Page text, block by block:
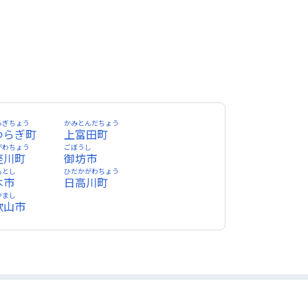
らぎ町
ぎちょう
上富田町
かみとんだちょう
川町
わちょう
御坊市
ごぼうし
市
とし
日高川町
ひだかがわちょう
山市
まし